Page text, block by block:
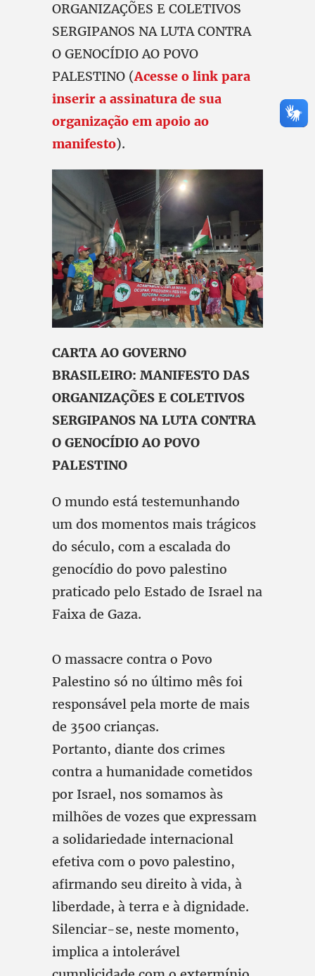
ORGANIZAÇÕES E COLETIVOS
SERGIPANOS NA LUTA CONTRA
O GENOCÍDIO AO POVO
PALESTINO (Acesse o link para
inserir a assinatura de sua
organização em apoio ao
manifesto).
CARTA AO GOVERNO
BRASILEIRO: MANIFESTO DAS
ORGANIZAÇÕES E COLETIVOS
SERGIPANOS NA LUTA CONTRA
O GENOCÍDIO AO POVO
PALESTINO
O mundo está testemunhando
um dos momentos mais trágicos
do século, com a escalada do
genocídio do povo palestino
praticado pelo Estado de Israel na
Faixa de Gaza.
O massacre contra o Povo
Palestino só no último mês foi
responsável pela morte de mais
de 3500 crianças.
Portanto, diante dos crimes
contra a humanidade cometidos
por Israel, nos somamos às
milhões de vozes que expressam
a solidariedade internacional
efetiva com o povo palestino,
afirmando seu direito à vida, à
liberdade, à terra e à dignidade.
Silenciar-se, neste momento,
implica a intolerável